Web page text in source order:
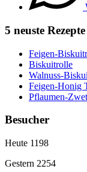
5 neuste Rezepte
Feigen-
Biskuitrolle
Walnuss-
Feigen-Honig
Pflaumen-
Besucher
Heute 1198
Gestern 2254